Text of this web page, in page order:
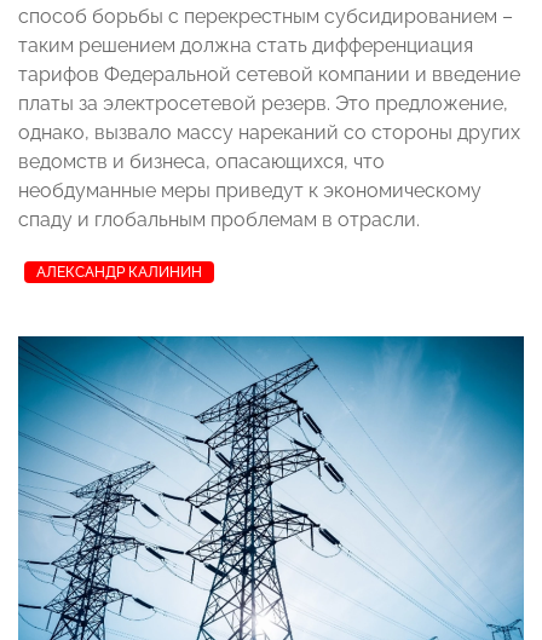
способ борьбы с перекрестным субсидированием –
таким решением должна стать дифференциация
тарифов Федеральной сетевой компании и введение
платы за электросетевой резерв. Это предложение,
однако, вызвало массу нареканий со стороны других
ведомств и бизнеса, опасающихся, что
необдуманные меры приведут к экономическому
спаду и глобальным проблемам в отрасли.
АЛЕКСАНДР КАЛИНИН